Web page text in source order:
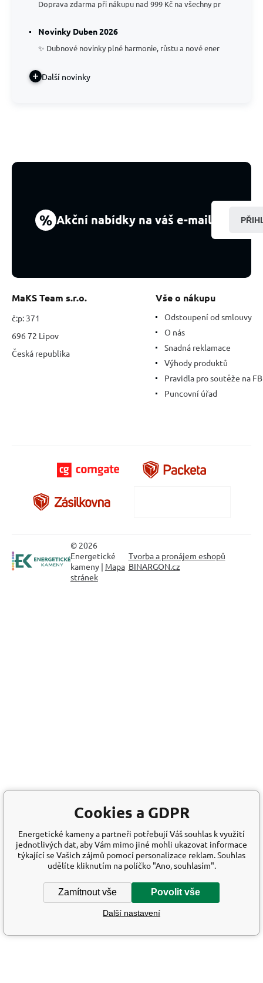
Doprava zdarma při nákupu nad 999 Kč na všechny pr
Novinky Duben 2026
✨ Dubnové novinky plné harmonie, růstu a nové ener
Další novinky
% Akční nabídky na váš e-mail
MaKS Team s.r.o.
č:p: 371
696 72 Lipov
Česká republika
Vše o nákupu
Odstoupení od smlouvy
O nás
Snadná reklamace
Výhody produktů
Pravidla pro soutěže na FB
Puncovní úřad
© 2026
Energetické
kameny | Mapa
stránek
Tvorba a pronájem eshopů
BINARGON.cz
Cookies a GDPR
Energetické kameny a partneři potřebují Váš souhlas k využití
jednotlivých dat, aby Vám mimo jiné mohli ukazovat informace
týkající se Vašich zájmů pomocí personalizace reklam. Souhlas
udělíte kliknutím na políčko "Ano, souhlasím".
Zamítnout vše Povolit vše
Další nastavení